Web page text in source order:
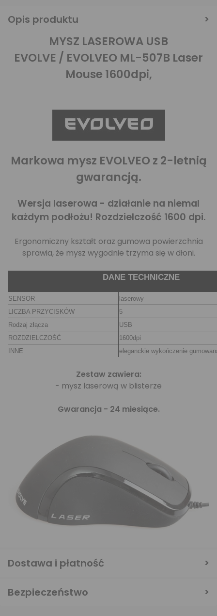
Opis produktu
MYSZ LASEROWA USB
EVOLVE / EVOLVEO ML-507B Laser
Mouse 1600dpi,
Markowa mysz EVOLVEO z 2-letnią
gwarancją.
Wersja laserowa - działanie na niemal
każdym podłożu! Rozdzielczość 1600 dpi.
Ergonomiczny kształt oraz gumowa powierzchnia
sprawia, że mysz wygodnie trzyma się w dłoni.
DANE TECHNICZNE
SENSOR
laserowy
LICZBA PRZYCISKÓW
5
Rodzaj złącza
USB
ROZDZIELCZOŚĆ
1600dpi
INNE
eleganckie wykończenie
Zestaw zawiera:
- mysz laserową w blisterze
Gwarancja - 24 miesiące.
Dostawa i płatność
Bezpieczeństwo